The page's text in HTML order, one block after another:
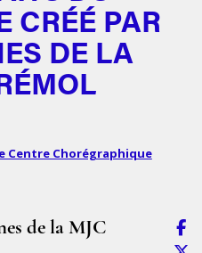
CRÉÉ PAR
DE LA
Centre Chorégraphique
de la MJC